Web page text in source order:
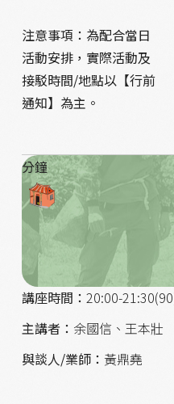
注意事項：為配合當日
活動安排，實際活動及
接駁時間/地點以【行前
通知】為主。
課程內容
課題簡述：
委員都怎麼看計畫書？趕
講座時間： 20:00-21:30(90
分鐘
主講者： 余國信、王本壯
與談人/業師： 黃鼎堯